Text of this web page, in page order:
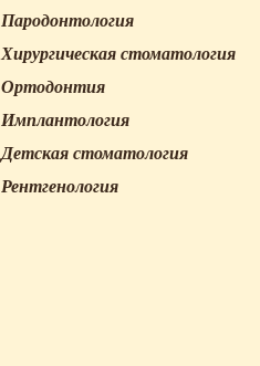
Пародонтология
Хирургическая стоматология
Ортодонтия
Имплантология
Детская стоматология
Рентгенология